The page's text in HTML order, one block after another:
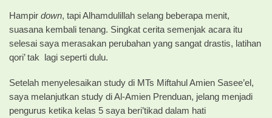
Hampir down, tapi Alhamdulillah selang beberapa menit,
suasana kembali tenang. Singkat cerita semenjak acara itu
selesai saya merasakan perubahan yang sangat drastis, latihan
qori’ tak lagi seperti dulu.
Setelah menyelesaikan study di MTs Miftahul Amien Sasee’el,
saya melanjutkan study di Al-Amien Prenduan, jelang menjadi
pengurus ketika kelas 5 saya beri’tikad dalam hati